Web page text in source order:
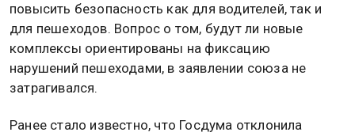
повысить безопасность как для водителей, так и
для пешеходов. Вопрос о том, будут ли новые
комплексы ориентированы на фиксацию
нарушений пешеходами, в заявлении союза не
затрагивался.
Ранее стало известно, что Госдума отклонила